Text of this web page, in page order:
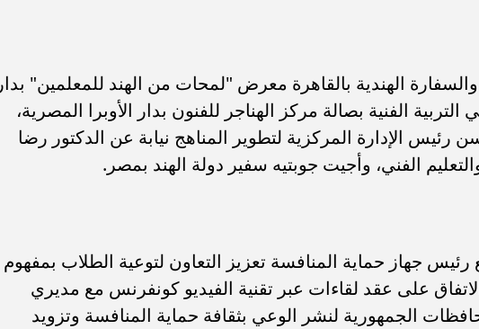
الهندية بالقاهرة معرض "لمحات من الهند للمعلمين" بدار
الفنية بصالة مركز الهناجر للفنون بدار الأوبرا المصرية،
الإدارة المركزية لتطوير المناهج نيابة عن الدكتور رضا
الفني، وأجيت جوبتيه سفير دولة الهند بمصر.
رئيس جهاز حماية المنافسة تعزيز التعاون لتوعية الطلاب بمفهوم
على عقد لقاءات عبر تقنية الفيديو كونفرنس مع مديري
الجمهورية لنشر الوعي بثقافة حماية المنافسة وتزويد